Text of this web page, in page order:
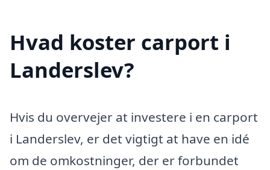
Hvad koster carport i
Landerslev?
Hvis du overvejer at investere i en carport
i Landerslev, er det vigtigt at have en idé
om de omkostninger, der er forbundet